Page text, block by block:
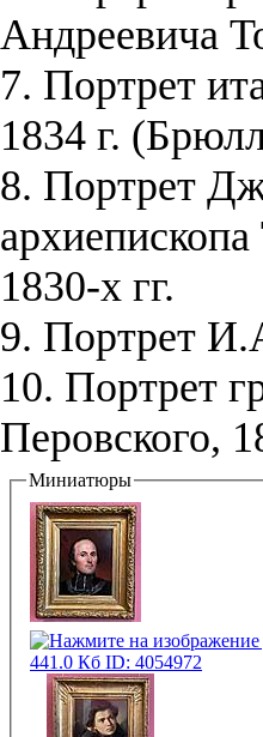
Андреевича
7. Портрет
1834 г.
8. Портрет
1830-х гг.
9. Портрет
10. Портрет
Перовского,
Миниатюры